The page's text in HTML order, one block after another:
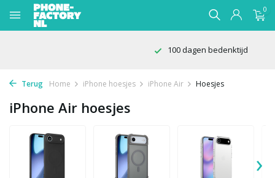
0
100 dagen bedenktijd
Terug Home iPhone hoesjes iPhone Air Hoesjes
iPhone Air hoesjes
›